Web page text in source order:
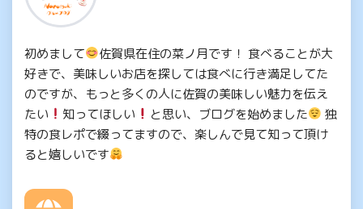
初めまして
佐賀県在住の菜ノ月です！ 食べることが大
好きで、美味しいお店を探しては食べに行き満足してた
のですが、もっと多くの人に佐賀の美味しい魅力を伝え
たい
知ってほしい と思い、ブログを始めました
独
特の食レポで綴ってますので、楽しんで見て知って頂け
ると嬉しいです